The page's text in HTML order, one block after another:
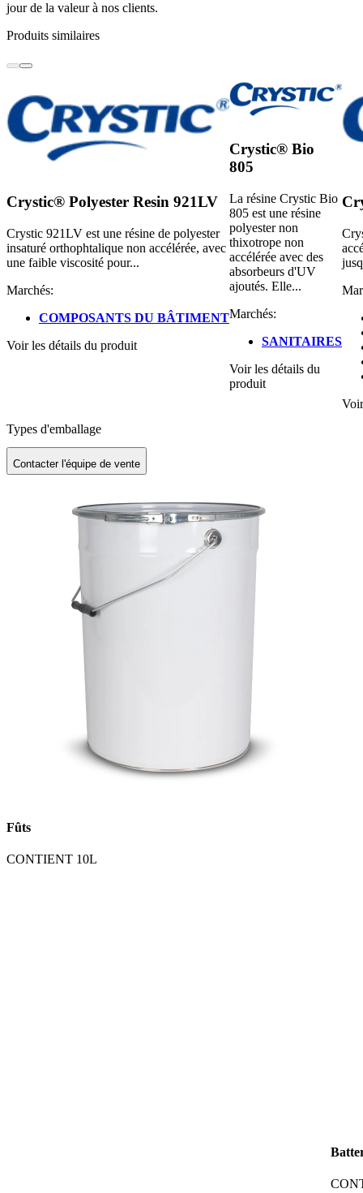
jour de la valeur à nos clients.
Produits similaires
Crystic® Polyester Resin 921LV
Crystic 921LV est une résine de polyester
insaturé orthophtalique non accélérée, avec
une faible viscosité pour...
Marchés:
COMPOSANTS DU BÂTIMENT
Voir les détails du produit
Crystic® Bio
805
La résine Crystic Bio
805 est une résine
polyester non
thixotrope non
accélérée avec des
absorbeurs d'UV
ajoutés. Elle...
Marchés:
SANITAIRES
Voir les détails du
produit
Types d'emballage
Contacter l'équipe de vente
Fûts
CONTIENT 10L